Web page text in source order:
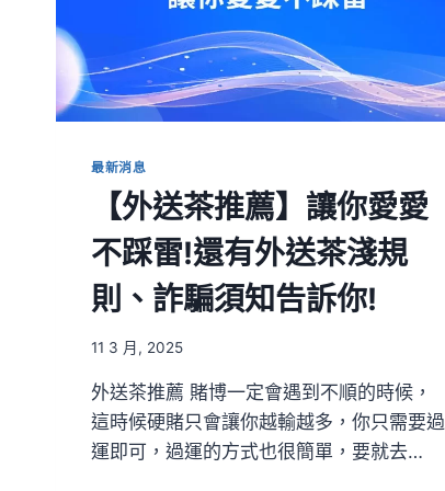
最新消息
【外送茶推薦】讓你愛愛
不踩雷!還有外送茶淺規
則、詐騙須知告訴你!
11 3 月, 2025
外送茶推薦 賭博一定會遇到不順的時候，
這時候硬賭只會讓你越輸越多，你只需要過
運即可，過運的方式也很簡單，要就去…